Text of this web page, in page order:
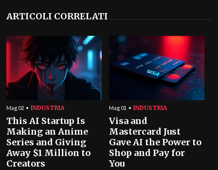
ARTICOLI CORRELATI
Mag 02 INDUSTRIA
This AI Startup Is
Making an Anime
Series and Giving
Away $1 Million to
Creators
Mag 01 INDUSTRIA
Visa and
Mastercard Just
Gave AI the Power to
Shop and Pay for
You